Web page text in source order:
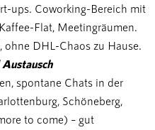
ups. Coworking-Bereich mit
Flat, Meetingräumen.
ohne DHL-Chaos zu Hause.
spontane Chats in der
Schöneberg,
to come) – gut